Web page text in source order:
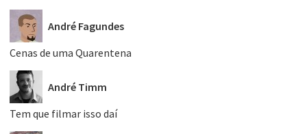
André Fagundes
Cenas de uma Quarentena
André Timm
Tem que filmar isso daí